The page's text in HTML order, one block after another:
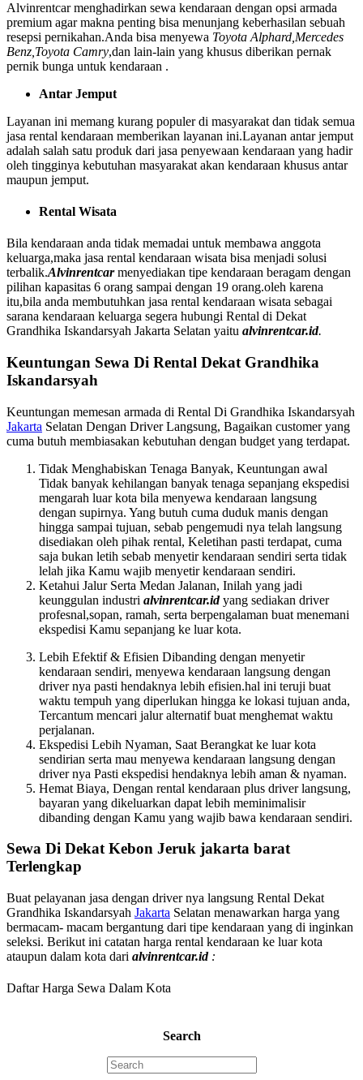
Alvinrentcar menghadirkan sewa kendaraan dengan opsi armada
premium agar makna penting bisa menunjang keberhasilan sebuah
resepsi pernikahan.Anda bisa menyewa Toyota Alphard,Mercedes
Benz,Toyota Camry,dan lain-lain yang khusus diberikan pernak
pernik bunga untuk kendaraan .
Antar Jemput
Layanan ini memang kurang populer di masyarakat dan tidak semua
jasa rental kendaraan memberikan layanan ini.Layanan antar jemput
adalah salah satu produk dari jasa penyewaan kendaraan yang hadir
oleh tingginya kebutuhan masyarakat akan kendaraan khusus antar
maupun jemput.
Rental Wisata
Bila kendaraan anda tidak memadai untuk membawa anggota
keluarga,maka jasa rental kendaraan wisata bisa menjadi solusi
terbalik.Alvinrentcarmenyediakan tipe kendaraan beragam dengan
pilihan kapasitas 6 orang sampai dengan 19 orang.oleh karena
itu,bila anda membutuhkan jasa rental kendaraan wisata sebagai
sarana kendaraan keluarga segera hubungi Rental di Dekat
Grandhika Iskandarsyah Jakarta Selatan yaitu alvinrentcar.id.
Keuntungan Sewa Di Rental Dekat Grandhika
Iskandarsyah
Keuntungan memesan armada di Rental Di Grandhika Iskandarsyah
Jakarta Selatan Dengan Driver Langsung, Bagaikan customer yang
cuma butuh membiasakan kebutuhan dengan budget yang terdapat.
Tidak Menghabiskan Tenaga Banyak, Keuntungan awal
Tidak banyak kehilangan banyak tenaga sepanjang ekspedisi
mengarah luar kota bila menyewa kendaraan langsung
dengan supirnya. Yang butuh cuma duduk manis dengan
hingga sampai tujuan, sebab pengemudi nya telah langsung
disediakan oleh pihak rental, Keletihan pasti terdapat, cuma
saja bukan letih sebab menyetir kendaraan sendiri serta tidak
lelah jika Kamu wajib menyetir kendaraan sendiri.
Ketahui Jalur Serta Medan Jalanan, Inilah yang jadi
keunggulan industri alvinrentcar.idyang sediakan driver
profesnal,sopan, ramah, serta berpengalaman buat menemani
ekspedisi Kamu sepanjang ke luar kota.
Lebih Efektif & Efisien Dibanding dengan menyetir
kendaraan sendiri, menyewa kendaraan langsung dengan
driver nya pasti hendaknya lebih efisien.hal ini teruji buat
waktu tempuh yang diperlukan hingga ke lokasi tujuan anda,
Tercantum mencari jalur alternatif buat menghemat waktu
perjalanan.
Ekspedisi Lebih Nyaman, Saat Berangkat ke luar kota
sendirian serta mau menyewa kendaraan langsung dengan
driver nya Pasti ekspedisi hendaknya lebih aman & nyaman.
Hemat Biaya, Dengan rental kendaraan plus driver langsung,
bayaran yang dikeluarkan dapat lebih meminimalisir
dibanding dengan Kamu yang wajib bawa kendaraan sendiri.
Sewa Di Dekat Kebon Jeruk jakarta barat
Terlengkap
Buat pelayanan jasa dengan driver nya langsung Rental Dekat
Grandhika Iskandarsyah Jakarta Selatan menawarkan harga yang
bermacam- macam bergantung dari tipe kendaraan yang di inginkan
seleksi. Berikut ini catatan harga rental kendaraan ke luar kota
ataupun dalam kota dari alvinrentcar.id:
Daftar Harga Sewa Dalam Kota
Search